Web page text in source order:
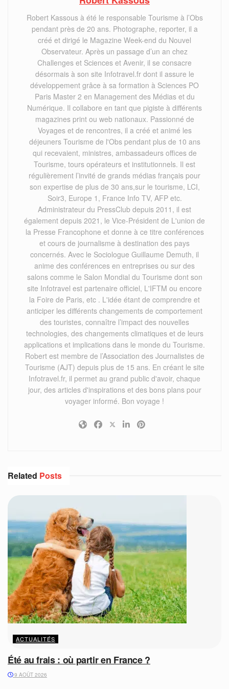
Robert Kassous à été le responsable Tourisme à l’Obs
pendant près de 20 ans. Photographe, reporter, il a
créé et dirigé le Magazine Week-end du Nouvel
Observateur. Après un passage d’un an chez
Challenges et Sciences et Avenir, il se consacre
désormais à son site Infotravel.fr dont il assure le
développement grâce à sa formation à Sciences PO
Paris Master 2 en Management des Médias et du
Numérique. Il collabore en tant que pigiste à différents
magazines print ou web nationaux. Passionné de
Voyages et de rencontres, il a créé et animé les
déjeuners Tourisme de l'Obs pendant plus de 10 ans
qui recevaient, ministres, ambassadeurs offices de
Tourisme, tours opérateurs et institutionnels. Il est
régulièrement l’invité de grands médias français pour
son expertise de plus de 30 ans,sur le tourisme, LCI,
Soir3, Europe 1, France Info TV, AFP etc.
Administrateur du PressClub depuis 2011, il est
également depuis 2021, le Vice-Président de L'union de
la Presse Francophone et donne à ce titre conférences
et cours de journalisme à destination des pays
concernés. Avec le Sociologue Guillaume Demuth, il
anime des conférences en entreprises ou sur des
salons comme le Salon Mondial du Tourisme dont son
site Infotravel est partenaire officiel, L'IFTM ou encore
la Foire de Paris, etc . L'idée étant de comprendre et
anticiper les différents changements de comportement
des touristes, connaître l’impact des nouvelles
technologies, des changements climatiques et de leurs
applications et implications dans le monde du Tourisme.
Robert est membre de l’Association des Journalistes de
Tourisme (AJT) depuis plus de 15 ans. En créant le site
Infotravel.fr, il permet au grand public d'avoir, chaque
jour, des articles d'inspirations et des bons plans pour
voyager informé. Bon voyage !
Related Posts
ACTUALITÉS
Été au frais : où partir en France ?
9 AOÛT 2026